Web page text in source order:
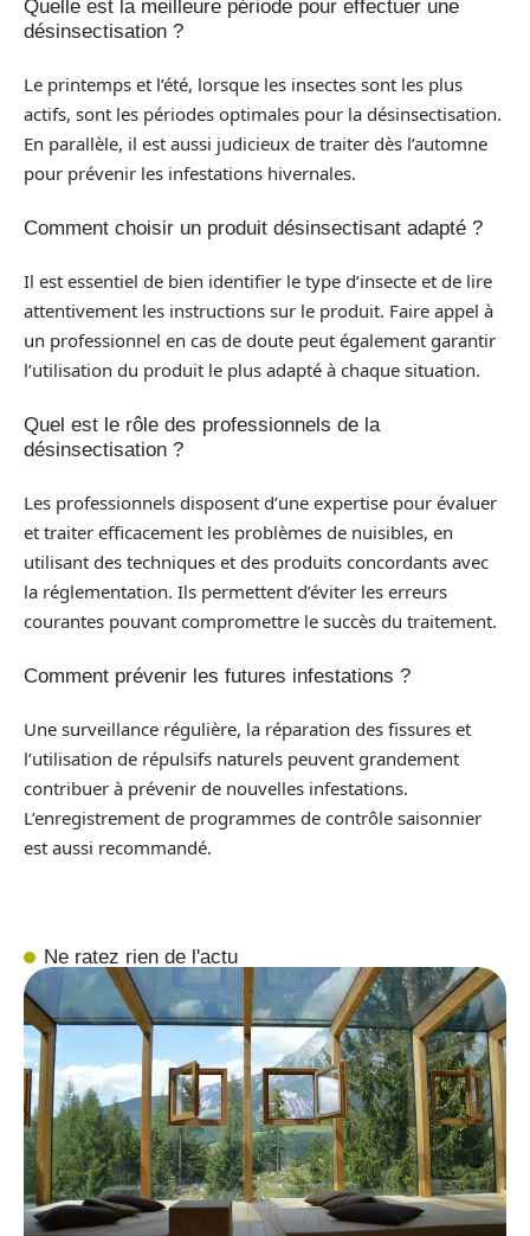
Quelle est la meilleure période pour effectuer une
désinsectisation ?
Le printemps et l’été, lorsque les insectes sont les plus
actifs, sont les périodes optimales pour la désinsectisation.
En parallèle, il est aussi judicieux de traiter dès l’automne
pour prévenir les infestations hivernales.
Comment choisir un produit désinsectisant adapté ?
Il est essentiel de bien identifier le type d’insecte et de lire
attentivement les instructions sur le produit. Faire appel à
un professionnel en cas de doute peut également garantir
l’utilisation du produit le plus adapté à chaque situation.
Quel est le rôle des professionnels de la
désinsectisation ?
Les professionnels disposent d’une expertise pour évaluer
et traiter efficacement les problèmes de nuisibles, en
utilisant des techniques et des produits concordants avec
la réglementation. Ils permettent d’éviter les erreurs
courantes pouvant compromettre le succès du traitement.
Comment prévenir les futures infestations ?
Une surveillance régulière, la réparation des fissures et
l’utilisation de répulsifs naturels peuvent grandement
contribuer à prévenir de nouvelles infestations.
L’enregistrement de programmes de contrôle saisonnier
est aussi recommandé.
Ne ratez rien de l'actu